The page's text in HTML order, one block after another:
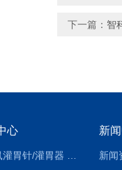
下一篇： 智
心 新
新闻